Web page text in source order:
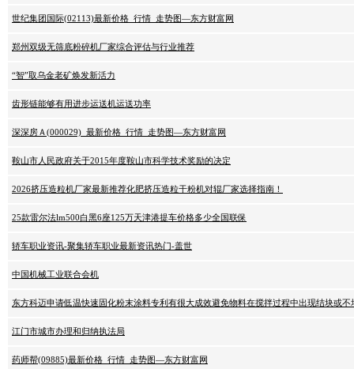
世纪集团国际(02113)最新价格_行情_走势图—东方财富网
郑州双级无筛底粉碎机厂家综合评估与行业推荐
“智”取乌金老矿焕发新活力
齿形链能够有用进步运送机运送功率
深深房Ａ(000029)_最新价格_行情_走势图—东方财富网
鞍山市人民政府关于2015年度鞍山市科学技术奖励的决定
2026挤压造粒机厂家最新推荐化肥挤压造粒干粉机对辊厂家选择指南！
25款雷尔法lm500白黑6座125万天津港提车价格多少全国联保
轿车职业资讯-聚集轿车职业最新资讯热门-盖世
中国机械工业联合会机
东方科迈申请低温快速固化粉末涂料专利有很大成效避免物料在搅拌过程中出现结块或不
江门市城市办理和归纳执法局
药师帮(09885)最新价格_行情_走势图—东方财富网